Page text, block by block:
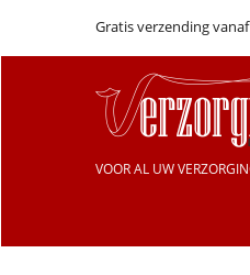
Gratis verzending
VOOR AL UW